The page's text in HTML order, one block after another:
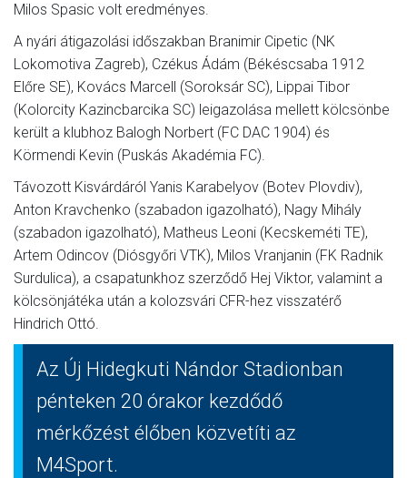
Milos Spasic volt eredményes.
A nyári átigazolási időszakban Branimir Cipetic (NK
Lokomotiva Zagreb), Czékus Ádám (Békéscsaba 1912
Előre SE), Kovács Marcell (Soroksár SC), Lippai Tibor
(Kolorcity Kazincbarcika SC) leigazolása mellett kölcsönbe
került a klubhoz Balogh Norbert (FC DAC 1904) és
Körmendi Kevin (Puskás Akadémia FC).
Távozott Kisvárdáról Yanis Karabelyov (Botev Plovdiv),
Anton Kravchenko (szabadon igazolható), Nagy Mihály
(szabadon igazolható), Matheus Leoni (Kecskeméti TE),
Artem Odincov (Diósgyőri VTK), Milos Vranjanin (FK Radnik
Surdulica), a csapatunkhoz szerződő Hej Viktor, valamint a
kölcsönjátéka után a kolozsvári CFR-hez visszatérő
Hindrich Ottó.
Az Új Hidegkuti Nándor Stadionban
pénteken 20 órakor kezdődő
mérkőzést élőben közvetíti az
M4Sport.